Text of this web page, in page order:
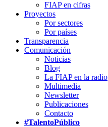
FIAP en cifras
Proyectos
Por sectores
Por países
Transparencia
Comunicación
Noticias
Blog
La FIAP en la radio
Multimedia
Newsletter
Publicaciones
Contacto
#TalentoPúblico